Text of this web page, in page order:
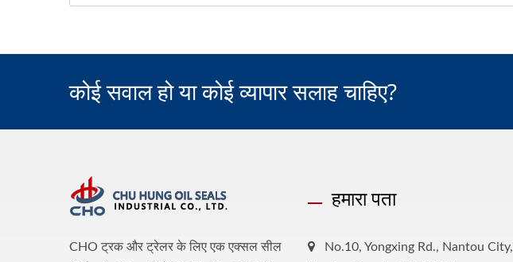
कोई सवाल हो या कोई व्यापार सलाह चाहिए?
CHO ट्रक और ट्रेलर के लिए एक एक्सल सील
हमारा पता
No.10, Yongxing Rd., Nantou City,